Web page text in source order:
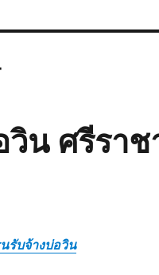
วิน ศรีรา
รับจ้างบ่อวิน